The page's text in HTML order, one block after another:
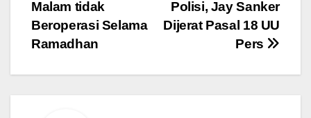
Polisi, Jay Sanker
Dijerat Pasal 18 UU
Pers
Malam tidak
Beroperasi Selama
Ramadhan